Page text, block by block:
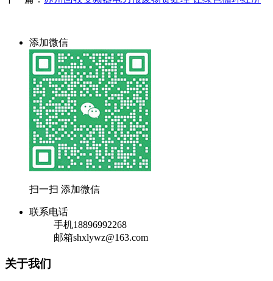
添加微信
扫一扫 添加微信
联系电话
手机18896992268
邮箱shxlywz@163.com
关于我们